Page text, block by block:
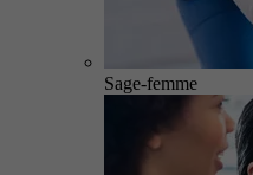
Sage-femme